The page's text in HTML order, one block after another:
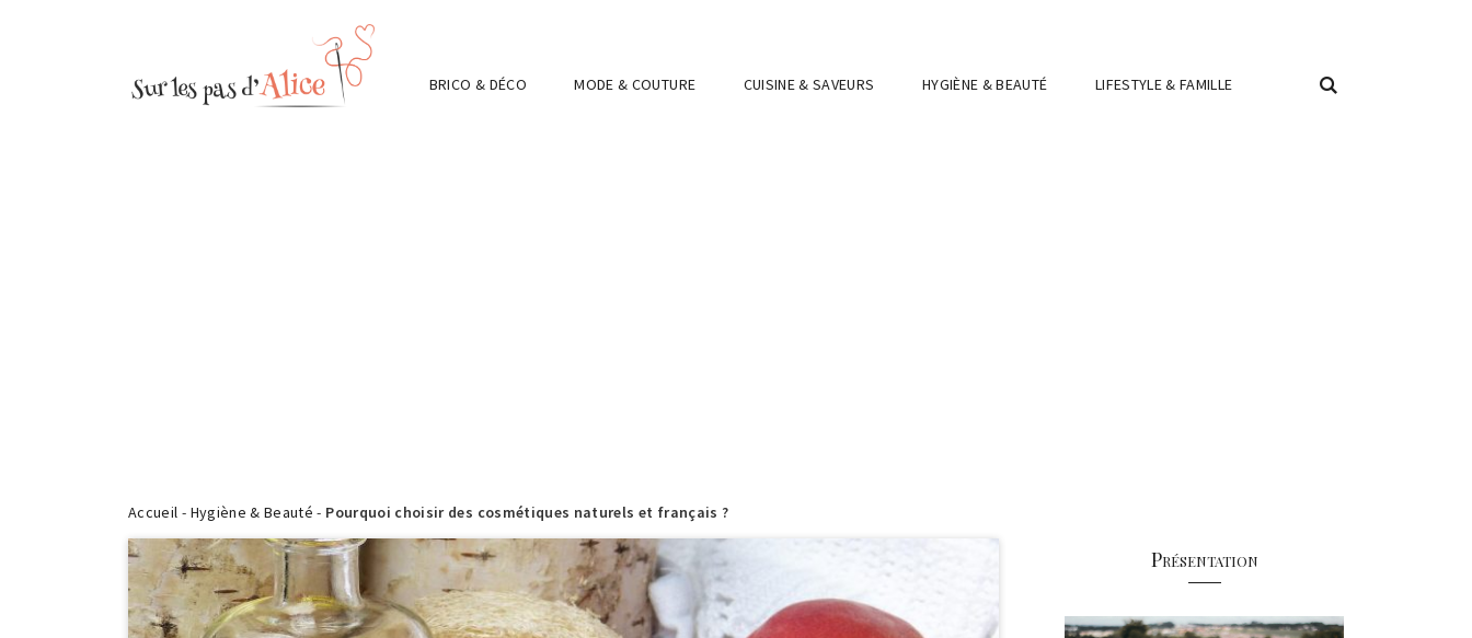
BRICO & DÉCO MODE & COUTURE CUISINE & SAVEURS HYGIÈNE & BEAUTÉ LIFESTYLE & FAMILLE
Accueil - Hygiène & Beauté - Pourquoi choisir des cosmétiques naturels et français ?
Présentation